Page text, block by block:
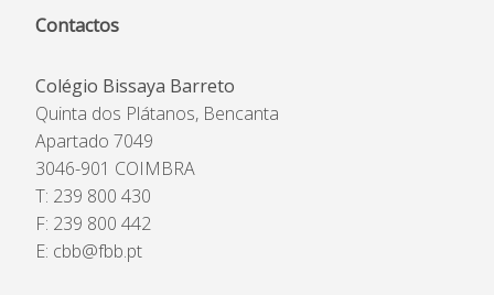
Contactos
Colégio Bissaya Barreto
Quinta dos Plátanos, Bencanta
Apartado 7049
3046-901 COIMBRA
T: 239 800 430
F: 239 800 442
E: cbb@fbb.pt